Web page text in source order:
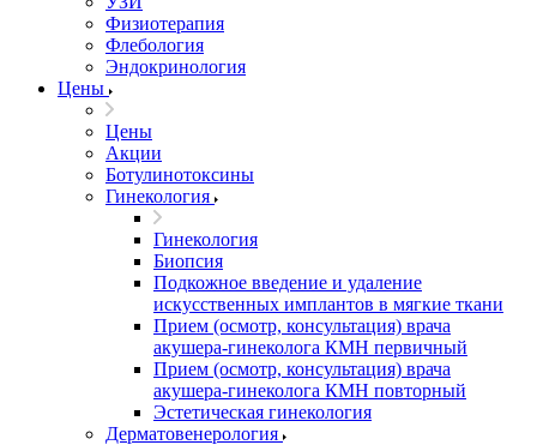
Физиотерапия
Флебология
Эндокринология
Цены
Цены
Акции
Ботулинотоксины
Гинекология
Гинекология
Биопсия
Подкожное введение и удаление
искусственных имплантов в мягкие ткани
Прием (осмотр, консультация) врача
акушера-гинеколога КМН первичный
Прием (осмотр, консультация) врача
акушера-гинеколога КМН повторный
Эстетическая гинекология
Дерматовенерология